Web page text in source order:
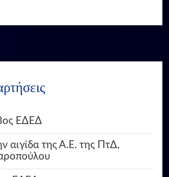
ΕΔΕΔ
αιγίδα της Α.Ε. της ΠτΔ,